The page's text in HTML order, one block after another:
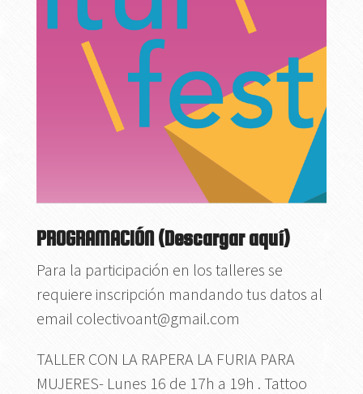
PROGRAMACIÓN (Descargar aquí)
Para la participación en los talleres se
requiere inscripción mandando tus datos al
email colectivoant@gmail.com
TALLER CON LA RAPERA LA FURIA PARA
MUJERES- Lunes 16 de 17h a 19h . Tattoo